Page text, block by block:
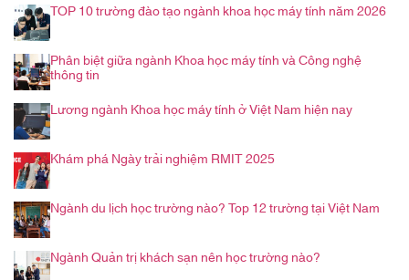
TOP 10 trường đào tạo ngành khoa học máy tính năm 2026
Phân biệt giữa ngành Khoa học máy tính và Công nghệ
thông tin
Lương ngành Khoa học máy tính ở Việt Nam hiện nay
Khám phá Ngày trải nghiệm RMIT 2025
Ngành du lịch học trường nào? Top 12 trường tại Việt Nam
Ngành Quản trị khách sạn nên học trường nào?